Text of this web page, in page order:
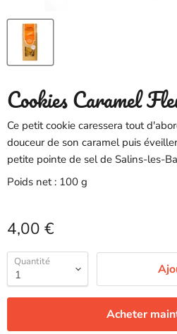
Cookies Caramel
Ce petit cookie caressera tout
douceur de son caramel puis
petite pointe de sel de Salins-les-
Poids net : 100 g
Prix actuel
4,00 €
Quantité
Acheter